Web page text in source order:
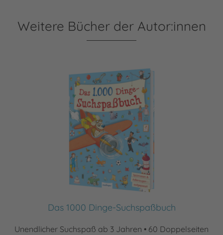
Weitere Bücher der Autor:innen
Das 1000 Dinge-Suchspaßbuch
Unendlicher Suchspaß ab 3 Jahren • 60 Doppelseiten